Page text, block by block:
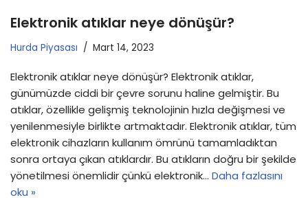
Elektronik atıklar neye dönüşür?
Hurda Piyasası Mart 14, 2023
Elektronik atıklar neye dönüşür? Elektronik atıklar,
günümüzde ciddi bir çevre sorunu haline gelmiştir. Bu
atıklar, özellikle gelişmiş teknolojinin hızla değişmesi ve
yenilenmesiyle birlikte artmaktadır. Elektronik atıklar, tüm
elektronik cihazların kullanım ömrünü tamamladıktan
sonra ortaya çıkan atıklardır. Bu atıkların doğru bir şekilde
yönetilmesi önemlidir çünkü elektronik… Daha fazlasını
oku »